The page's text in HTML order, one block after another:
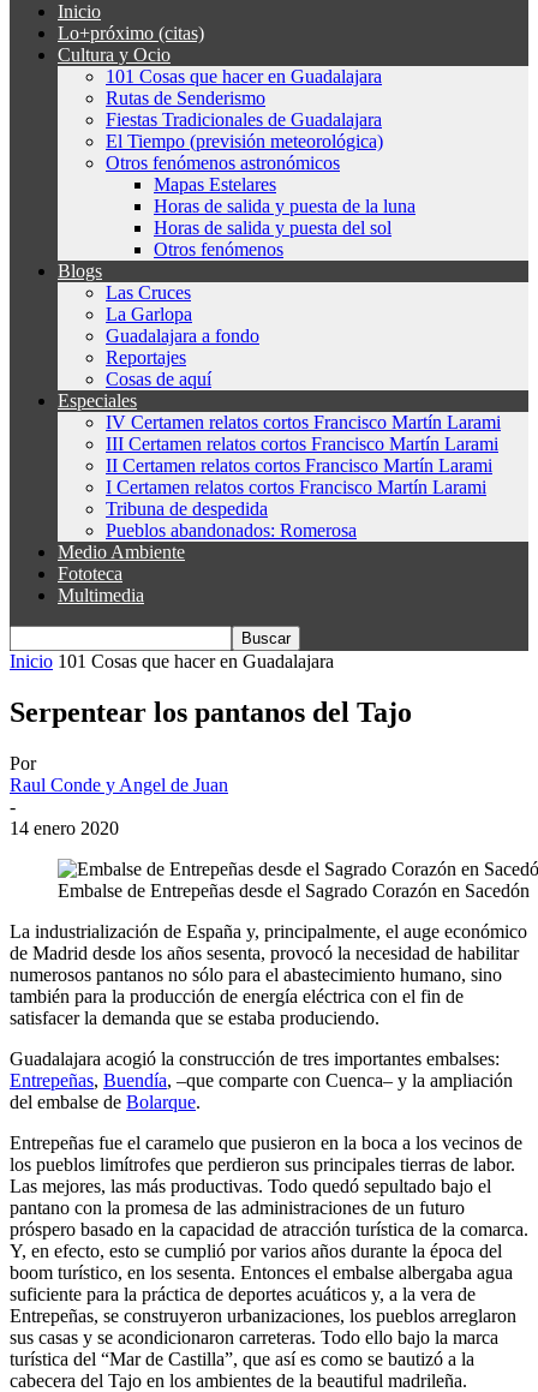
Inicio
Lo+próximo (citas)
Cultura y Ocio
101 Cosas que hacer en Guadalajara
Rutas de Senderismo
Fiestas Tradicionales de Guadalajara
El Tiempo (previsión meteorológica)
Otros fenómenos astronómicos
Mapas Estelares
Horas de salida y puesta de la luna
Horas de salida y puesta del sol
Otros fenómenos
Blogs
Las Cruces
La Garlopa
Guadalajara a fondo
Reportajes
Cosas de aquí
Especiales
IV Certamen relatos cortos Francisco Martín Larami
III Certamen relatos cortos Francisco Martín Larami
II Certamen relatos cortos Francisco Martín Larami
I Certamen relatos cortos Francisco Martín Larami
Tribuna de despedida
Pueblos abandonados: Romerosa
Medio Ambiente
Fototeca
Multimedia
Inicio 101 Cosas que hacer en Guadalajara
Serpentear los pantanos del Tajo
Por
Raul Conde y Angel de Juan
-
14 enero 2020
Embalse de Entrepeñas desde el Sagrado Corazón en Sacedón
La industrialización de España y, principalmente, el auge económico
de Madrid desde los años sesenta, provocó la necesidad de habilitar
numerosos pantanos no sólo para el abastecimiento humano, sino
también para la producción de energía eléctrica con el fin de
satisfacer la demanda que se estaba produciendo.
Guadalajara acogió la construcción de tres importantes embalses:
Entrepeñas, Buendía, –que comparte con Cuenca– y la ampliación
del embalse de Bolarque.
Entrepeñas fue el caramelo que pusieron en la boca a los vecinos de
los pueblos limítrofes que perdieron sus principales tierras de labor.
Las mejores, las más productivas. Todo quedó sepultado bajo el
pantano con la promesa de las administraciones de un futuro
próspero basado en la capacidad de atracción turística de la comarca.
Y, en efecto, esto se cumplió por varios años durante la época del
boom turístico, en los sesenta. Entonces el embalse albergaba agua
suficiente para la práctica de deportes acuáticos y, a la vera de
Entrepeñas, se construyeron urbanizaciones, los pueblos arreglaron
sus casas y se acondicionaron carreteras. Todo ello bajo la marca
turística del “Mar de Castilla”, que así es como se bautizó a la
cabecera del Tajo en los ambientes de la beautiful madrileña.